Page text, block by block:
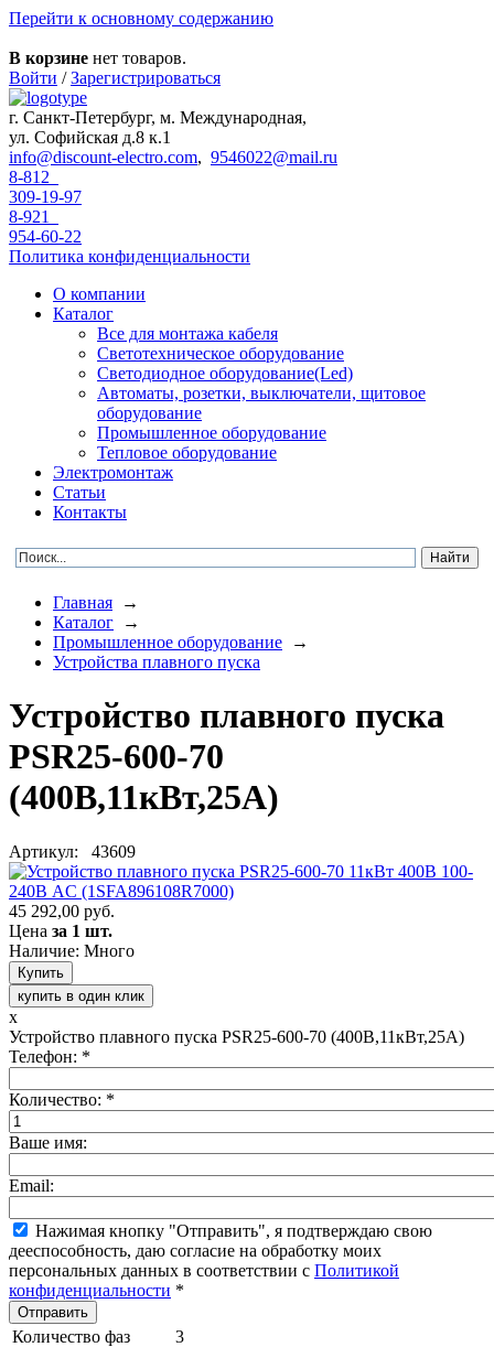
Перейти к основному содержанию
В корзине нет товаров.
Войти / Зарегистрироваться
г. Санкт-Петербург, м. Международная,
ул. Софийская д.8 к.1
info@discount-electro.com, 9546022@mail.ru
8-812
309-19-97
8-921
954-60-22
Политика конфиденциальности
О компании
Каталог
Все для монтажа кабеля
Светотехническое оборудование
Светодиодное оборудование(Led)
Автоматы, розетки, выключатели, щитовое
оборудование
Промышленное оборудование
Тепловое оборудование
Электромонтаж
Статьи
Контакты
Главная →
Каталог →
Промышленное оборудование →
Устройства плавного пуска
Устройство плавного пуска
PSR25-600-70
(400В,11кВт,25А)
Артикул: 43609
45 292,00 руб.
Цена за 1 шт.
Наличие: Много
купить в один клик
x
Устройство плавного пуска PSR25-600-70 (400В,11кВт,25А)
Телефон: *
Количество: *
Ваше имя:
Email:
Нажимая кнопку "Отправить", я подтверждаю свою
дееспособность, даю согласие на обработку моих
персональных данных в соответствии с Политикой
конфиденциальности *
Количество фаз
3